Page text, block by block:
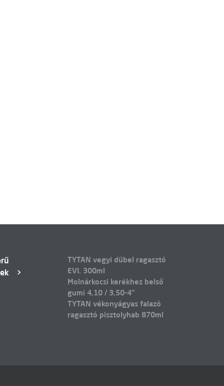
TYTAN vegyi dübel ragasztó
EVI. 300ml
Molnárkocsi kerékhez belső
gumi 4,10 / 3,50-4"
TYTAN vékonyágyas falazó
ragasztó pisztolyhab 870ml